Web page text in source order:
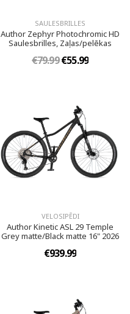
SAULESBRILLES
Author Zephyr Photochromic HD
Saulesbrilles, Zaļas/pelēkas
€79.99€55.99
VELOSIPĒDI
Author Kinetic ASL 29 Temple
Grey matte/Black matte 16" 2026
€939.99